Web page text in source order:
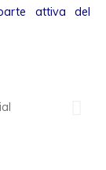
attiva del